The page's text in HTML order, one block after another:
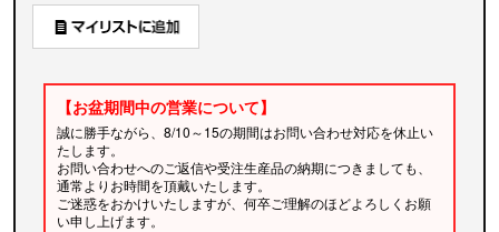
【お盆期間中の営業について】
誠に勝手ながら、8/10～15の期間はお問い合わせ対応を休止い
たします。
お問い合わせへのご返信や受注生産品の納期につきましても、
通常よりお時間を頂戴いたします。
ご迷惑をおかけいたしますが、何卒ご理解のほどよろしくお願
い申し上げます。